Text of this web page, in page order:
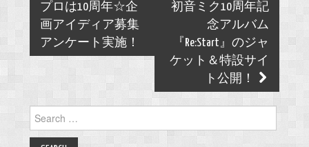
プロは10周年☆企
画アイディア募集
アンケート実施！
初音ミク10周年記
念アルバム
『Re:Start』のジャ
ケット＆特設サイ
ト公開！
for: